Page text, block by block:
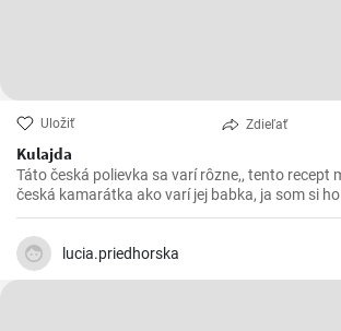
Uložiť Zdieľať
Kulajda
Táto česká polievka sa varí rôzne,, tento recept
česká kamarátka ako varí jej babka, ja som si
chutila nám s manželom. Skúste 😉
lucia.priedhorska